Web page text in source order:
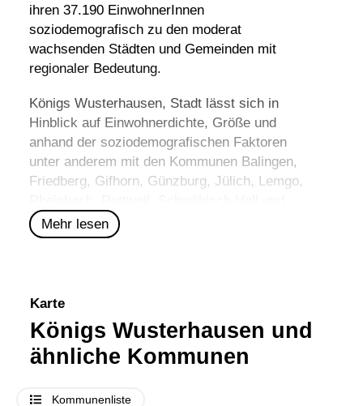
ihren 37.190 EinwohnerInnen
soziodemografisch zu den moderat
wachsenden Städten und Gemeinden mit
regionaler Bedeutung.
Königs Wusterhausen, Stadt lässt sich in
Hinblick auf Einwohnerdichte, Größe und
anhand der soziodemografischen Faktoren
unter anderem mit den Kommunen Balingen,
Friedberg, Gifhorn, Günzburg, Jülich, Lemgo,
Weilheim i.OBvergleichen.
Mehr lesen
Karte
Königs Wusterhausen und
ähnliche Kommunen
Kommunenliste